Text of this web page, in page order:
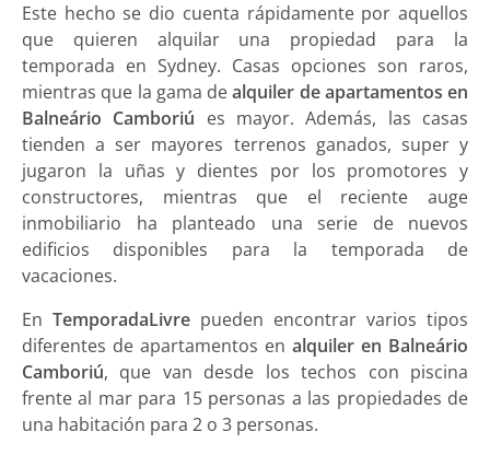
Este hecho se dio cuenta rápidamente por aquellos
que quieren alquilar una propiedad para la
temporada en Sydney. Casas opciones son raros,
mientras que la gama dealquiler de apartamentos en
Balneário Camboriú es mayor. Además, las casas
tienden a ser mayores terrenos ganados, super y
jugaron la uñas y dientes por los promotores y
constructores, mientras que el reciente auge
inmobiliario ha planteado una serie de nuevos
edificios disponibles para la temporada de
vacaciones.
En TemporadaLivre pueden encontrar varios tipos
diferentes de apartamentos en alquiler en Balneário
Camboriú, que van desde los techos con piscina
frente al mar para 15 personas a las propiedades de
una habitación para 2 o 3 personas.